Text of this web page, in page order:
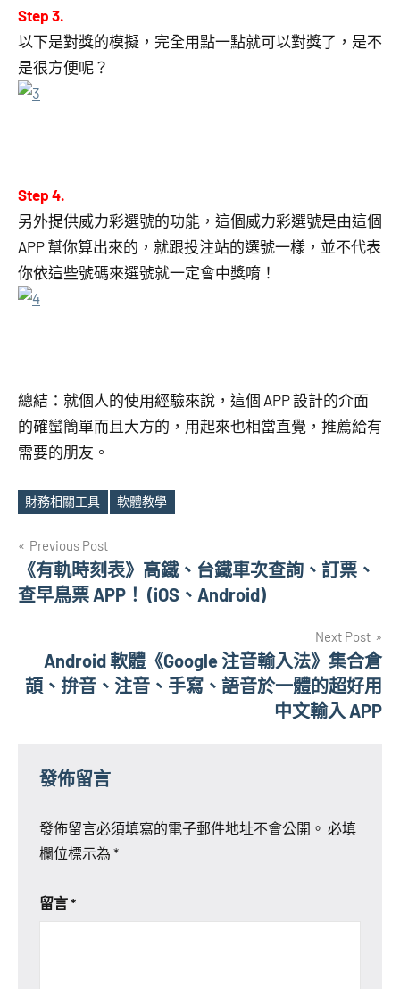
Step 3.
以下是對獎的模擬，完全用點一點就可以對獎了，是不
是很方便呢？
Step 4.
另外提供威力彩選號的功能，這個威力彩選號是由這個
APP 幫你算出來的，就跟投注站的選號一樣，並不代表
你依這些號碼來選號就一定會中獎唷！
總結：就個人的使用經驗來說，這個 APP 設計的介面
的確蠻簡單而且大方的，用起來也相當直覺，推薦給有
需要的朋友。
Tags
財務相關工具 軟體教學
文
章
Previous Post
《有軌時刻表》高鐵、台鐵車次查詢、訂票、
查早鳥票 APP！ (iOS、Android)
Next Post
Android 軟體《Google 注音輸入法》集合倉
頡、拚音、注音、手寫、語音於一體的超好用
中文輸入 APP
發佈留言
發佈留言必須填寫的電子郵件地址不會公開。 必填
欄位標示為 *
留言*